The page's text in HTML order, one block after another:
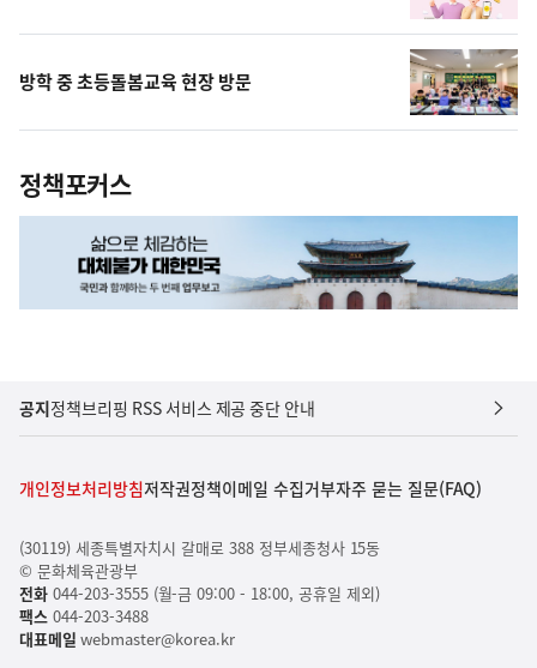
방학 중 초등돌봄교육 현장 방문
정책포커스
공지정책브리핑 RSS 서비스 제공 중단 안내
개인정보처리방침저작권정책이메일 수집거부자주 묻는 질문(FAQ)
(30119) 세종특별자치시 갈매로 388 정부세종청사 15동
© 문화체육관광부
전화044-203-3555 (월-금 09:00 - 18:00, 공휴일 제외)
팩스044-203-3488
대표메일 webmaster@korea.kr